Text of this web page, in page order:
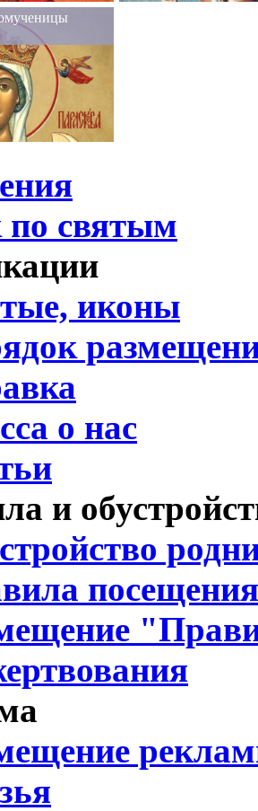
по святым
иконы
о нас
и